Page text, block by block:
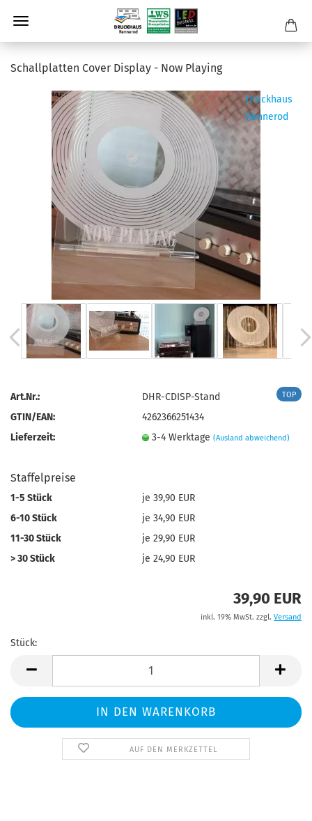
Schall­plat­ten Cover Dis­play - Now Play­ing
Druckhaus
Rennerod
TOP
Art.Nr.:
DHR-CDISP-Stand
GTIN/EAN:
4262366251434
Lieferzeit:
3-4 Werktage(Ausland abweichend)
Staffelpreise
1-5 Stück
je 39,90 EUR
6-10 Stück
je 34,90 EUR
11-30 Stück
je 29,90 EUR
> 30 Stück
je 24,90 EUR
39,90 EUR
inkl. 19% MwSt. zzgl. Versand
Stück:
AUF DEN MERKZETTEL